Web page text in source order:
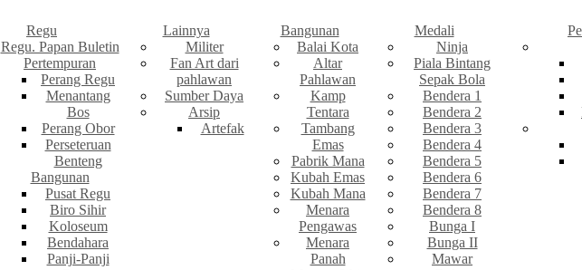
Regu
Regu. Papan Buletin
Pertempuran
Perang Regu
Menantang
Bos
Perang Obor
Perseteruan
Benteng
Bangunan
Pusat Regu
Biro Sihir
Koloseum
Bendahara
Panji-Panji
Lainnya
Militer
Fan Art dari
pahlawan
Sumber Daya
Arsip
Artefak
Bangunan
Balai Kota
Altar
Pahlawan
Kamp
Tentara
Tambang
Emas
Pabrik Mana
Kubah Emas
Kubah Mana
Menara
Pengawas
Menara
Panah
Medali
Ninja
Piala Bintang
Sepak Bola
Bendera 1
Bendera 2
Bendera 3
Bendera 4
Bendera 5
Bendera 6
Bendera 7
Bendera 8
Bunga I
Bunga II
Mawar